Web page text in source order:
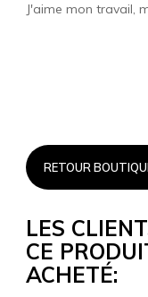
J'aime mon travail,
RETOUR
LES
CE
ACHETÉ: